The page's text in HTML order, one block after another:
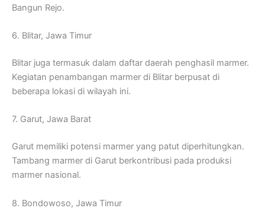
Bangun Rejo.
6. Blitar, Jawa Timur
Blitar juga termasuk dalam daftar daerah penghasil marmer.
Kegiatan penambangan marmer di Blitar berpusat di
beberapa lokasi di wilayah ini.
7. Garut, Jawa Barat
Garut memiliki potensi marmer yang patut diperhitungkan.
Tambang marmer di Garut berkontribusi pada produksi
marmer nasional.
8. Bondowoso, Jawa Timur